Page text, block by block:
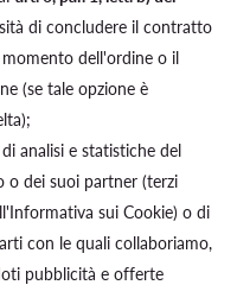
di concludere il contratto
dell'ordine o il
(se tale opzione è
analisi e statistiche del
o dei suoi partner (terzi
sui Cookie) o di
con le quali collaboriamo,
pubblicità e offerte